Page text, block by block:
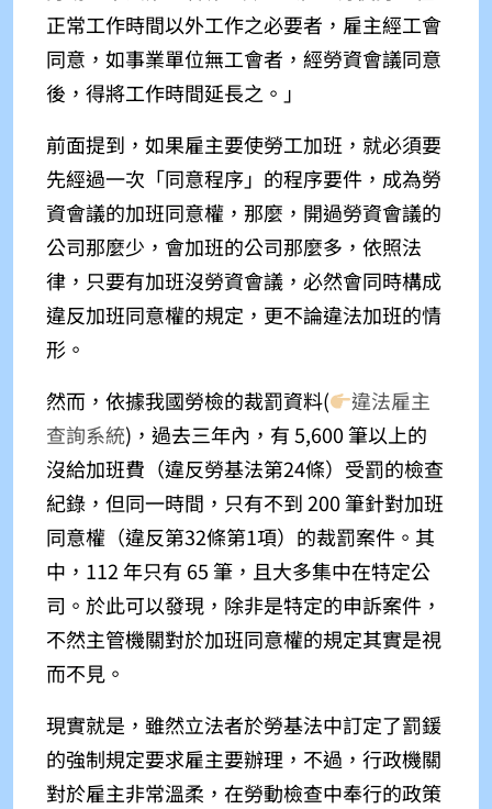
正常工作時間以外工作之必要者，雇主經工會
同意，如事業單位無工會者，經勞資會議同意
後，得將工作時間延長之。 」
前面提到，如果雇主要使勞工加班，就必須要
先經過一次「同意程序」的程序要件，成為勞
資會議的加班同意權，那麼，開過勞資會議的
公司那麼少，會加班的公司那麼多，依照法
律，只要有加班沒勞資會議，必然會同時構成
違反加班同意權的規定，更不論違法加班的情
形。
然而，依據我國勞檢的裁罰資料(
違法雇主
查詢系統) ，過去三年內，有 5,600 筆以上的
沒給加班費（違反勞基法第24條）受罰的檢查
紀錄，但同一時間，只有不到 200 筆針對加班
同意權（違反第32條第1項）的裁罰案件。其
中，112 年只有 65 筆，且大多集中在特定公
司。 於此可以發現，除非是特定的申訴案件，
不然主管機關對於加班同意權的規定其實是視
而不見。
現實就是，雖然立法者於勞基法中訂定了罰鍰
的強制規定要求雇主要辦理，不過，行政機關
對於雇主非常溫柔，在勞動檢查中奉行的政策